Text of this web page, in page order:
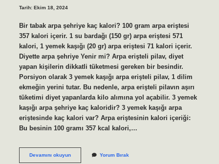
Tarih: Ekim 18, 2024
Bir tabak arpa şehriye kaç kalori? 100 gram arpa eriştesi
357 kalori içerir. 1 su bardağı (150 gr) arpa eriştesi 571
kalori, 1 yemek kaşığı (20 gr) arpa eriştesi 71 kalori içerir.
Diyette arpa şehriye Yenir mi? Arpa erişteli pilav, diyet
yapan kişilerin dikkatli tüketmesi gereken bir besindir.
Porsiyon olarak 3 yemek kaşığı arpa erişteli pilav, 1 dilim
ekmeğin yerini tutar. Bu nedenle, arpa erişteli pilavın aşırı
tüketimi diyet yapanlarda kilo alımına yol açabilir. 3 yemek
kaşığı arpa şehriye kaç kaloridir? 3 yemek kaşığı arpa
eriştesinde kaç kalori var? Arpa eriştesinin kalori içeriği:
Bu besinin 100 gramı 357 kcal kalori,…
Devamını okuyun1
Yorum Bırak